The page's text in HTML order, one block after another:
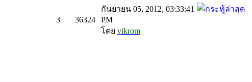
3 36324
กันยายน 05, 2012, 03:33:41
PM
โดย vikrom